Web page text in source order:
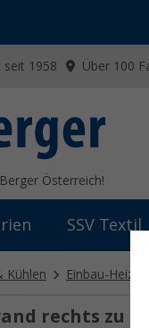
seit 1958 Über 100
Österreich!
SSV Textil
Kühlen Einbau-
rechts zu